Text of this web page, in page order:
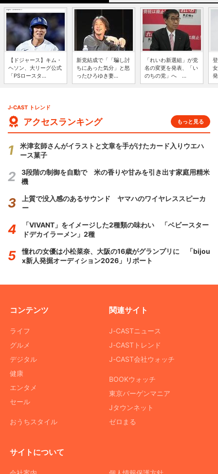
【ドジャース】キム・
ヘソン、大リーグ公式
「PSロースタ...
新党結成で「「騙し討
ちにあった気分」と怒
ったひろゆき妻...
「れいわ新選組」が党
名の変更を発表、「い
のちの党」へ ...
J-CAST トレンド
アクセスランキング もっと見る
米津玄師さんがイラストと文章を手がけたカード入りウエハ
ース菓子
3段階の制御を自動で 米の香りや甘みを引き出す家庭用精米
機
上質で没入感のあるサウンド ヤマハのワイヤレススピーカ
ー
「VIVANT」をイメージした2種類の味わい 「ベビースター
ドデカイラーメン」2種
憧れの女優は小松菜奈、大阪の16歳がグランプリに 「bijou
x新人発掘オーディション2026」リポート
コンテンツ
ライフ
グルメ
デジタル
健康
エンタメ
セール
おうちスタイル
関連サイト
J-CASTニュース
J-CASTトレンド
J-CAST会社ウォッチ
BOOKウォッチ
東京バーゲンマニア
Jタウンネット
ゼロまる
サイトについて